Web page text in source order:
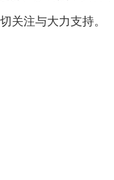
关注与大力支持。